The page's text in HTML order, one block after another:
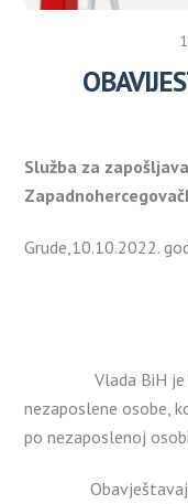
Služba za
Vlada BiH je
nezaposlene osobe,
po nezaposlenoj
Obavještavaju se